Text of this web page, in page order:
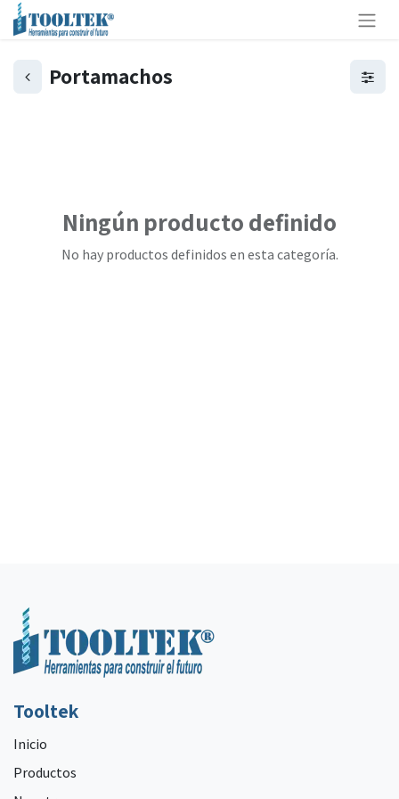
Portamachos
Ningún producto definido
No hay productos definidos en esta categoría.
Tooltek
Inicio
Productos